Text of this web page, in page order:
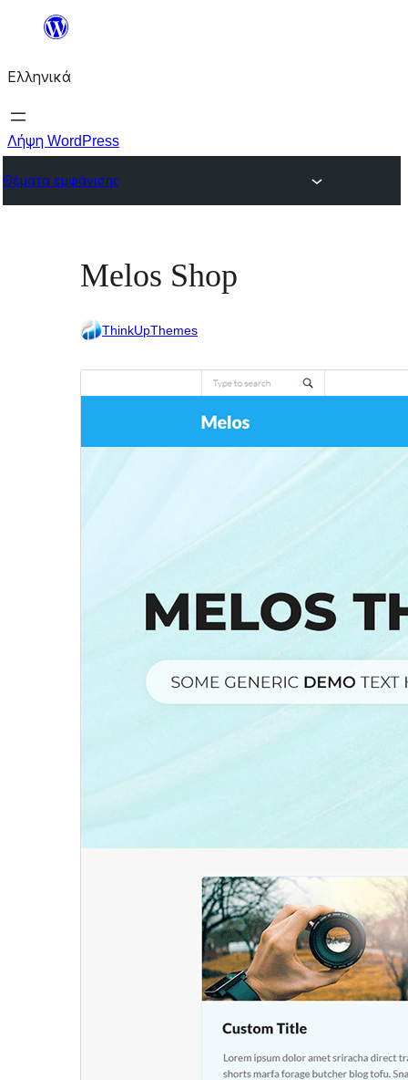
Μετάβαση
περιεχόμενο
Ελληνικά
Λήψη WordPress
Θέματα εμφάνισης
Melos Shop
ThinkUpThemes